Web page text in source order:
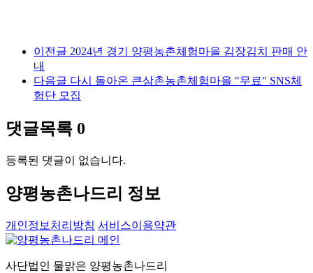
이전글 2024년 경기 양평농촌체험마을 김장김치 판매 안
내
다음글 다시 돌아온 큰삼촌농촌체험마을 "무료" SNS체
험단 모집
댓글목록 0
등록된 댓글이 없습니다.
양평농촌나드리 정보
개인정보처리방침 서비스이용약관
사단법인 물맑은 양평농촌나드리